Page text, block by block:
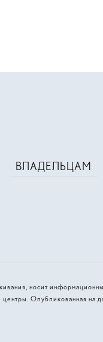
ВЛАДЕЛЬЦАМ
носит
Опубликованная на